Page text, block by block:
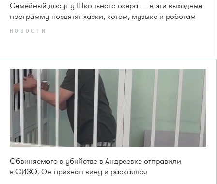
Семейный досуг у Школьного озера — в эти выходные
программу посвятят хаски, котам, музыке и роботам
НОВОСТИ
Обвиняемого в убийстве в Андреевке отправили
в СИЗО. Он признал вину и раскаялся